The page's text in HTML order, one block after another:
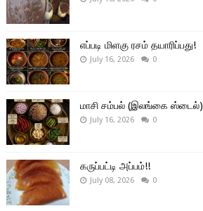
எப்படி மிளகு ரசம் தயாரிப்பது!
July 16, 2026 0
மாசி சம்பல் (இலங்கை ஸ்டைல்)
July 16, 2026 0
கருப்பட்டி அப்பம்!!
July 08, 2026 0